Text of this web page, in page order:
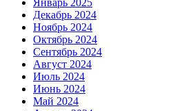
Декабрь 2024
Ноябрь 2024
Октябрь 2024
Сентябрь 2024
Август 2024
Июль 2024
Июнь 2024
Май 2024